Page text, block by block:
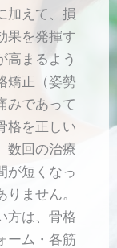
加えて、損
果を発揮す
高まるよう
矯正（姿勢
みであって
格を正しい
数回の治療
が短くなっ
ません。
方は、骨格
ーム・各筋